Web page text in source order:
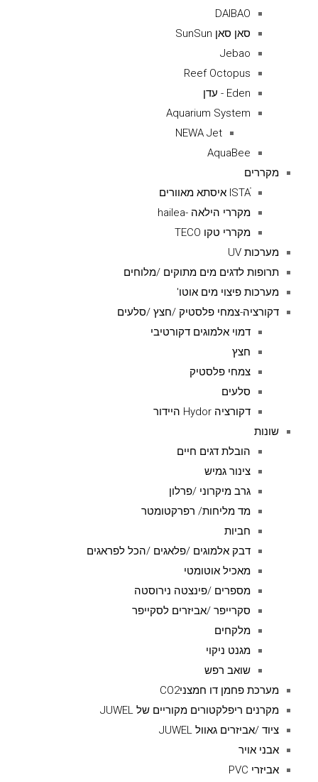
DAIBAO
סאן סאן SunSun
Jebao
Reef Octopus
Eden - עדן
Aquarium System
NEWA Jet
AquaBee
מקררים
ISTAׁׂ איסתא מאוורים
מקררי הילאה -hailea
מקררי טקו TECO
מערכות UV
תרופות לדגים מים מתוקים /מלוחים
מערכות פיצוי מים אוטו'
דקורציה-צמחי פלסטיק /חצץ /סלעים
דמוי אלמוגים דקורטיבי
חצץ
צמחי פלסטיק
סלעים
דקורציה Hydor היידור
שונות
הובלת דגים חיים
צינור גמיש
גרב מיקרוני /פרלון
מד מליחות/ רפרקטומטר
חביות
דבק אלמוגים /פלאגים /הכל לפראגים
מאכיל אוטומטי
מספרים /פינצטה נירוסטה
סקרייפר /אביזרים לסקייפר
מלקחים
מגנט ניקוי
שואב רפש
מערכת פחמן דו חמצניCO2
מקרנים ריפלקטורים מקוריים של JUWEL
ציוד /אביזרים גאוול JUWEL
אבני אויר
אביזרי PVC